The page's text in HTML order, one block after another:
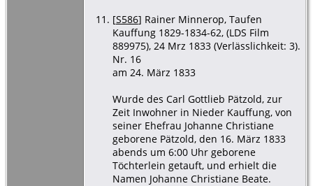
[S586] Rainer Minnerop, Taufen
Kauffung 1829-1834-62, (LDS Film
889975), 24 Mrz 1833 (Verlässlichkeit: 3).
Nr. 16
am 24. März 1833
Wurde des Carl Gottlieb Pätzold, zur
Zeit Inwohner in Nieder Kauffung, von
seiner Ehefrau Johanne Christiane
geborene Pätzold, den 16. März 1833
abends um 6:00 Uhr geborene
Töchterlein getauft, und erhielt die
Namen Johanne Christiane Beate.